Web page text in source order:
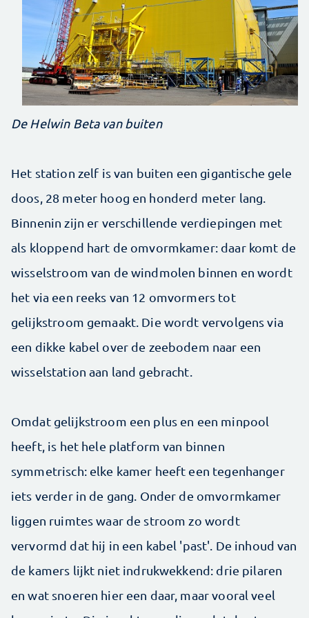
De Helwin Beta van buiten
Het station zelf is van buiten een gigantische gele
doos, 28 meter hoog en honderd meter lang.
Binnenin zijn er verschillende verdiepingen met
als kloppend hart de omvormkamer: daar komt de
wisselstroom van de windmolen binnen en wordt
het via een reeks van 12 omvormers tot
gelijkstroom gemaakt. Die wordt vervolgens via
een dikke kabel over de zeebodem naar een
wisselstation aan land gebracht.
Omdat gelijkstroom een plus en een minpool
heeft, is het hele platform van binnen
symmetrisch: elke kamer heeft een tegenhanger
iets verder in de gang. Onder de omvormkamer
liggen ruimtes waar de stroom zo wordt
vervormd dat hij in een kabel 'past'. De inhoud van
de kamers lijkt niet indrukwekkend: drie pilaren
en wat snoeren hier een daar, maar vooral veel